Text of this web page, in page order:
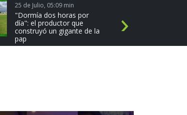
25 de Julio, 05:09 min
"Dormía dos horas por
día": el productor que
construyó un gigante de la
pap
N
x